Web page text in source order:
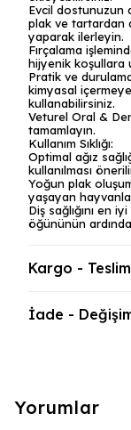
Evcil dostunuzun
plak ve tartardan
yaparak ilerleyin.
Fırçalama
hijyenik koşullara
Pratik ve
kimyasal
kullanabilirsiniz.
Veturel Oral &
tamamlayın.
Kullanım Sıklığı:
Optimal ağız
kullanılması
Yoğun plak
yaşayan
Diş sağlığını en
öğününün
Kargo -
İade -
Yorumlar